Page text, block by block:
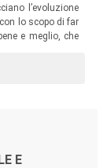
l’evoluzione
lo scopo di far
e meglio, che
E